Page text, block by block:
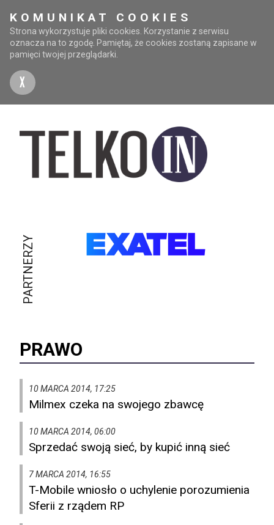
KOMUNIKAT COOKIES
Strona wykorzystuje pliki cookies. Korzystanie z serwisu
oznacza na to zgodę. Pamiętaj, że cookies zostaną zapisane w
pamięci twojej przeglądarki.
X
PARTNERZY
PRAWO
10 MARCA 2014, 17:25
Milmex czeka na swojego zbawcę
10 MARCA 2014, 06:00
Sprzedać swoją sieć, by kupić inną sieć
7 MARCA 2014, 16:55
T-Mobile wniosło o uchylenie porozumienia
Sferii z rządem RP